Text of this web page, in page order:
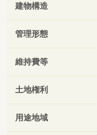
建物構造
管理形態
維持費等
土地権利
用途地域